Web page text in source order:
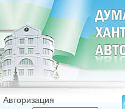
Авторизация